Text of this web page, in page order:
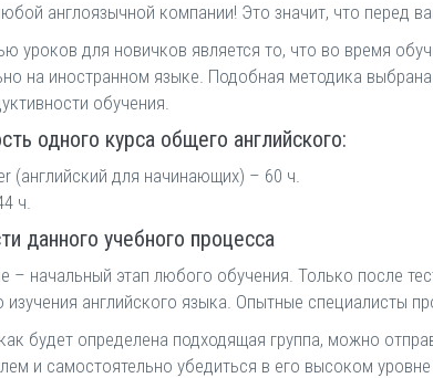
англоязычной компании! Это значит, что перед
уроков для новичков является то, что во время
на иностранном языке. Подобная методика
обучения.
одного курса общего английского:
(английский для начинающих) – 60 ч.
ч.
данного учебного процесса
– начальный этап любого обучения. Только после
изучения английского языка. Опытные специалисты
будет определена подходящая группа, можно
и самостоятельно убедиться в его высоком уровне